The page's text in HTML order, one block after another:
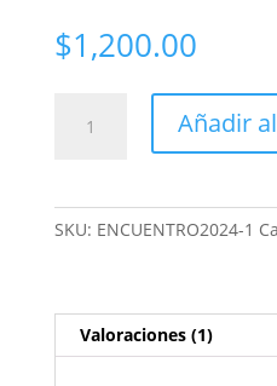
5.00
5 basado
en
$1,200.00
Regular
Añadir
SKU: ENCUENTRO2024-1
Valoraciones (1)